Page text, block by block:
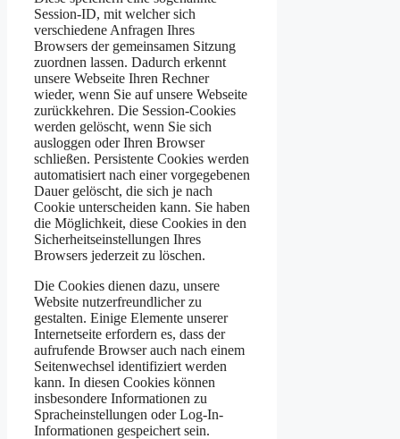
Session-ID, mit welcher sich
verschiedene Anfragen Ihres
Browsers der gemeinsamen Sitzung
zuordnen lassen. Dadurch erkennt
unsere Webseite Ihren Rechner
wieder, wenn Sie auf unsere Webseite
zurückkehren. Die Session-Cookies
werden gelöscht, wenn Sie sich
ausloggen oder Ihren Browser
schließen. Persistente Cookies werden
automatisiert nach einer vorgegebenen
Dauer gelöscht, die sich je nach
Cookie unterscheiden kann. Sie haben
die Möglichkeit, diese Cookies in den
Sicherheitseinstellungen Ihres
Browsers jederzeit zu löschen.
Die Cookies dienen dazu, unsere
Website nutzerfreundlicher zu
gestalten. Einige Elemente unserer
Internetseite erfordern es, dass der
aufrufende Browser auch nach einem
Seitenwechsel identifiziert werden
kann. In diesen Cookies können
insbesondere Informationen zu
Spracheinstellungen oder Log-In-
Informationen gespeichert sein.